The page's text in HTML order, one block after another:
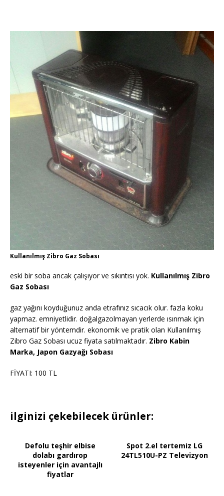
Kullanılmış Zibro Gaz Sobası
eski bir soba ancak çalışıyor ve sıkıntısı yok. Kullanılmış Zibro
Gaz Sobası
gaz yağını koyduğunuz anda etrafınız sıcacık olur. fazla koku
yapmaz. emniyetlidir. doğalgazolmayan yerlerde ısınmak için
alternatif bir yöntemdir. ekonomik ve pratik olan Kullanılmış
Zibro Gaz Sobası ucuz fiyata satılmaktadır. Zibro Kabin
Marka, Japon Gazyağı Sobası
FİYATI: 100 TL
ilginizi çekebilecek ürünler:
Defolu teşhir elbise
dolabı gardırop
isteyenler için avantajlı
fiyatlar
Spot 2.el tertemiz LG
24TL510U-PZ Televizyon